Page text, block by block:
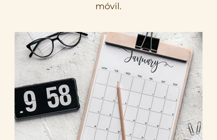
móvil.